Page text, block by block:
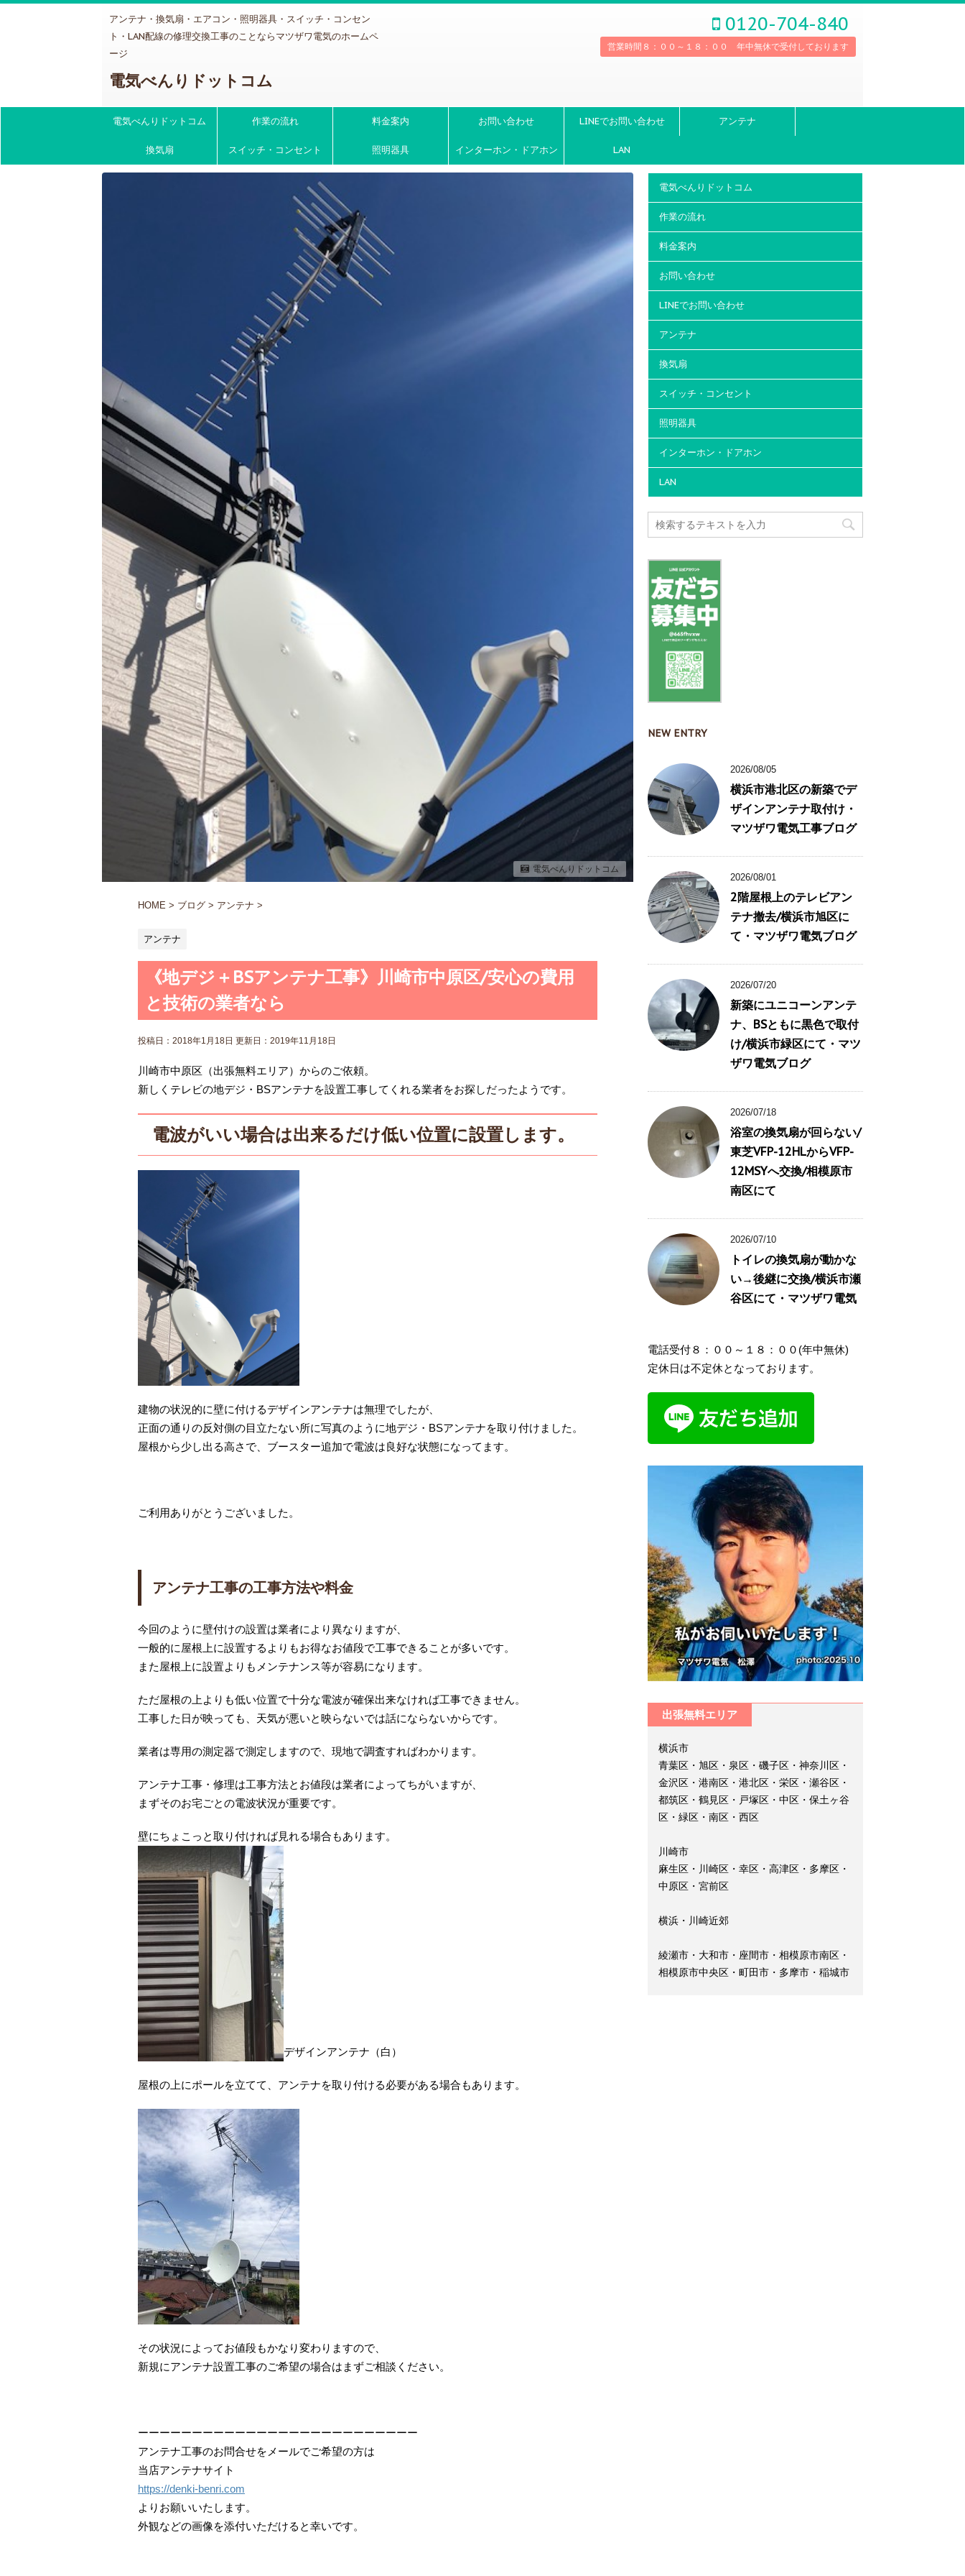
アンテナ・換気扇・エアコン・照明器具・スイッチ・コンセン
ト・LAN配線の修理交換工事のことならマツザワ電気のホームペ
ージ
電気べんりドットコム
0120-704-840
営業時間８：００～１８：００ 年中無休で受付しております
電気べんりドットコム 作業の流れ 料金案内 お問い合わせ LINEでお問い合わせ アンテナ
換気扇 スイッチ・コンセント 照明器具 インターホン・ドアホン LAN
電気べんりドットコム
HOME > ブログ > アンテナ >
アンテナ
《地デジ＋BSアンテナ工事》川崎市中原区/安心の費用
と技術の業者なら
投稿日：2018年1月18日 更新日： 2019年11月18日
川崎市中原区（出張無料エリア）からのご依頼。
新しくテレビの地デジ・BSアンテナを設置工事してくれる業者をお探しだったようです。
電波がいい場合は出来るだけ低い位置に設置します。
建物の状況的に壁に付けるデザインアンテナは無理でしたが、
正面の通りの反対側の目立たない所に写真のように地デジ・BSアンテナを取り付けました。
屋根から少し出る高さで、ブースター追加で電波は良好な状態になってます。
ご利用ありがとうございました。
アンテナ工事の工事方法や料金
今回のように壁付けの設置は業者により異なりますが、
一般的に屋根上に設置するよりもお得なお値段で工事できることが多いです。
また屋根上に設置よりもメンテナンス等が容易になります。
ただ屋根の上よりも低い位置で十分な電波が確保出来なければ工事できません。
工事した日が映っても、天気が悪いと映らないでは話にならないからです。
業者は専用の測定器で測定しますので、現地で調査すればわかります。
アンテナ工事・修理は工事方法とお値段は業者によってちがいますが、
まずそのお宅ごとの電波状況が重要です。
壁にちょこっと取り付ければ見れる場合もあります。
デザインアンテナ（白）
屋根の上にポールを立てて、アンテナを取り付ける必要がある場合もあります。
その状況によってお値段もかなり変わりますので、
新規にアンテナ設置工事のご希望の場合はまずご相談ください。
ーーーーーーーーーーーーーーーーーーーーーーーーーー
アンテナ工事のお問合せをメールでご希望の方は
当店アンテナサイト
https://denki-benri.com
よりお願いいたします。
外観などの画像を添付いただけると幸いです。
電気べんりドットコム
作業の流れ
料金案内
お問い合わせ
LINEでお問い合わせ
アンテナ
換気扇
スイッチ・コンセント
照明器具
インターホン・ドアホン
LAN
NEW ENTRY
2026/08/05
横浜市港北区の新築でデ
ザインアンテナ取付け・
マツザワ電気工事ブログ
2026/08/01
2階屋根上のテレビアン
テナ撤去/横浜市旭区に
て・マツザワ電気ブログ
2026/07/20
新築にユニコーンアンテ
ナ、BSともに黒色で取付
け/横浜市緑区にて・マツ
ザワ電気ブログ
2026/07/18
浴室の換気扇が回らない/
東芝VFP-12HLからVFP-
12MSYへ交換/相模原市
南区にて
2026/07/10
トイレの換気扇が動かな
い→後継に交換/横浜市瀬
谷区にて・マツザワ電気
電話受付８：００～１８：００(年中無休)
定休日は不定休となっております。
出張無料エリア
横浜市
青葉区・旭区・泉区・磯子区・神奈川区・
金沢区・港南区・港北区・栄区・瀬谷区・
都筑区・鶴見区・戸塚区・中区・保土ヶ谷
区・緑区・南区・西区
川崎市
麻生区・川崎区・幸区・高津区・多摩区・
中原区・宮前区
横浜・川崎近郊
綾瀬市・大和市・座間市・相模原市南区・
相模原市中央区・町田市・多摩市・稲城市